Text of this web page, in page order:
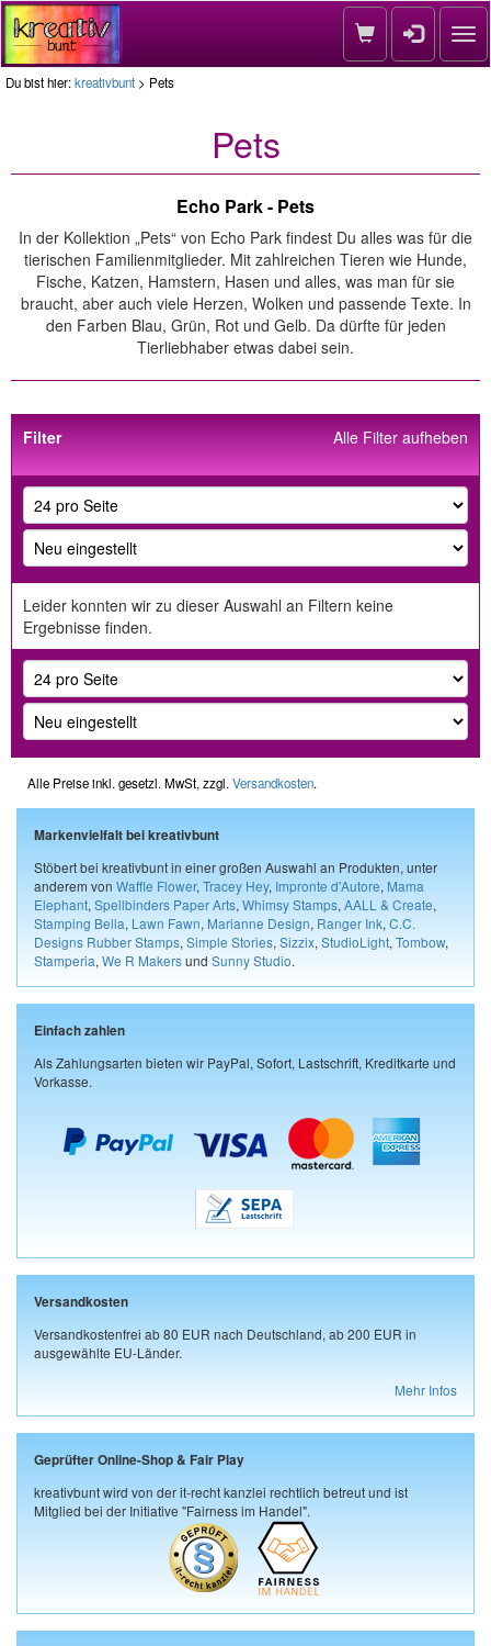
Du bist hier:kreativbunt > Pets
Pets
Echo Park - Pets
In der Kollektion „Pets“ von Echo Park findest Du alles was für die
tierischen Familienmitglieder. Mit zahlreichen Tieren wie Hunde,
Fische, Katzen, Hamstern, Hasen und alles, was man für sie
braucht, aber auch viele Herzen, Wolken und passende Texte. In
den Farben Blau, Grün, Rot und Gelb. Da dürfte für jeden
Tierliebhaber etwas dabei sein.
Alle Filter aufheben
Filter
Leider konnten wir zu dieser Auswahl an Filtern keine
Ergebnisse finden.
Alle Preise inkl. gesetzl. MwSt, zzgl. Versandkosten.
Markenvielfalt bei kreativbunt
Stöbert bei kreativbunt in einer großen Auswahl an Produkten, unter
anderem von Waffle Flower, Tracey Hey, Impronte d'Autore, Mama
Elephant, Spellbinders Paper Arts, Whimsy Stamps, AALL & Create,
Stamping Bella, Lawn Fawn, Marianne Design, Ranger Ink, C.C.
Designs Rubber Stamps, Simple Stories, Sizzix, StudioLight, Tombow,
Stamperia, We R Makersund Sunny Studio.
Einfach zahlen
Als Zahlungsarten bieten wir PayPal, Sofort, Lastschrift, Kreditkarte und
Vorkasse.
Versandkosten
Versandkostenfrei ab 80 EUR nach Deutschland, ab 200 EUR in
ausgewählte EU-Länder.
Mehr Infos
Geprüfter Online-Shop & Fair Play
kreativbunt wird von der it-recht kanzlei rechtlich betreut und ist
Mitglied bei der Initiative "Fairness im Handel".